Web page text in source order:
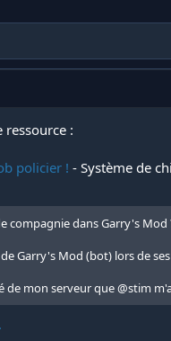
ressource :
policier ! - Système de
compagnie dans Garry's
Garry's Mod (bot) lors de
de mon serveur que@stim